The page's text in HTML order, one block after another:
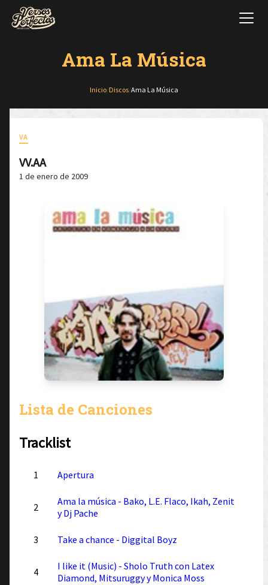
Ama La Música
Inicio Discos Ama La Música
VA
VV.AA
1 de enero de 2009
Lista de Canciones
Tracklist
1 Apertura
2
Ama la música - Bako, L.E. Flaco, Ikah, Zenit
y Dj Pache
3 Take a chance - Diggital Boyz
4
I like it (Music) - Sholo Truth con Latex
Diamond, Mitsuruggy y Monica Moss